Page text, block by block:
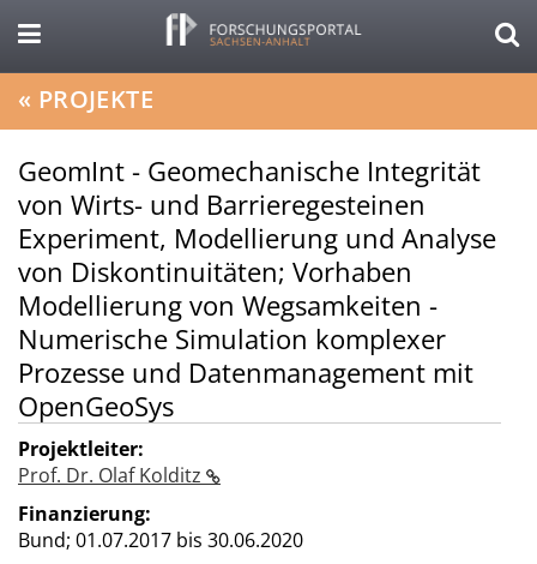
« PROJEKTE
GeomInt - Geomechanische Integrität
von Wirts- und Barrieregesteinen
Experiment, Modellierung und Analyse
von Diskontinuitäten; Vorhaben
Modellierung von Wegsamkeiten -
Numerische Simulation komplexer
Prozesse und Datenmanagement mit
OpenGeoSys
Projektleiter:
Prof. Dr. Olaf Kolditz
Finanzierung:
Bund; 01.07.2017 bis 30.06.2020